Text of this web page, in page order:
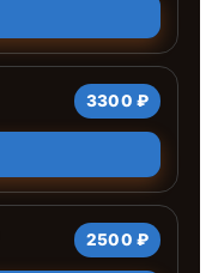
3300 ₽
2500 ₽